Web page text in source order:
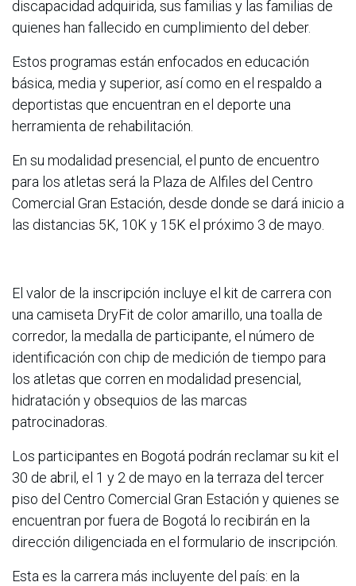
discapacidad adquirida, sus familias y las familias de
quienes han fallecido en cumplimiento del deber.
Estos programas están enfocados en educación
básica, media y superior, así como en el respaldo a
deportistas que encuentran en el deporte una
herramienta de rehabilitación.
En su modalidad presencial, el punto de encuentro
para los atletas será la Plaza de Alfiles del Centro
Comercial Gran Estación, desde donde se dará inicio a
las distancias 5K, 10K y 15K el próximo 3 de mayo.
El valor de la inscripción incluye el kit de carrera con
una camiseta DryFit de color amarillo, una toalla de
corredor, la medalla de participante, el número de
identificación con chip de medición de tiempo para
los atletas que corren en modalidad presencial,
hidratación y obsequios de las marcas
patrocinadoras.
Los participantes en Bogotá podrán reclamar su kit el
30 de abril, el 1 y 2 de mayo en la terraza del tercer
piso del Centro Comercial Gran Estación y quienes se
encuentran por fuera de Bogotá lo recibirán en la
dirección diligenciada en el formulario de inscripción.
Esta es la carrera más incluyente del país: en la